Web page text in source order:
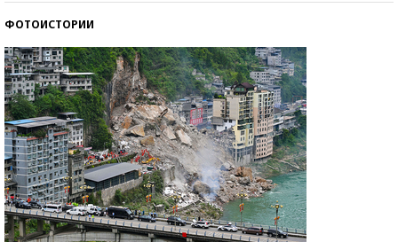
ФОТОИСТОРИИ